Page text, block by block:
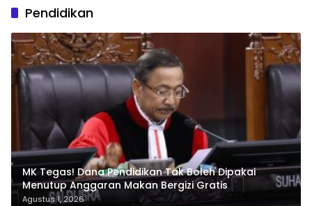
Pendidikan
MK Tegas! Dana Pendidikan Tak Boleh Dipakai
Menutup Anggaran Makan Bergizi Gratis
Agustus 1, 2026